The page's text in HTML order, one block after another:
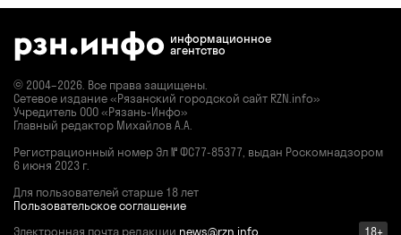
информационное
агентство
© 2004–2026. Все права защищены.
Сетевое издание «Рязанский городской сайт RZN.info»
Учредитель ООО «Рязань-Инфо»
Главный редактор Михайлов А.А.
Регистрационный номер Эл № ФС77-85377, выдан Роскомнадзором
6 июня 2023 г.
Для пользователей старше 18 лет
Пользовательское соглашение
Электронная почта редакции news@rzn.info 18+